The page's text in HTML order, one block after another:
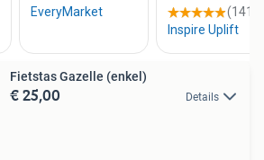
Fietstas Gazelle (enkel)
€ 25,00 Details